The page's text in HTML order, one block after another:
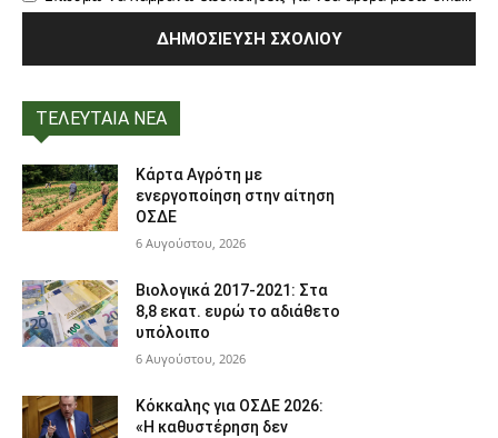
ΤΕΛΕΥΤΑΙΑ ΝΕΑ
Κάρτα Αγρότη με
ενεργοποίηση στην αίτηση
ΟΣΔΕ
6 Αυγούστου, 2026
Βιολογικά 2017-2021: Στα
8,8 εκατ. ευρώ το αδιάθετο
υπόλοιπο
6 Αυγούστου, 2026
Κόκκαλης για ΟΣΔΕ 2026:
«Η καθυστέρηση δεν